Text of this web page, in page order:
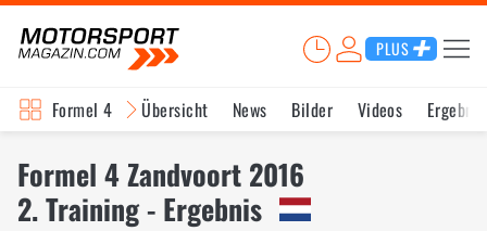
PLUS
Formel 4 Übersicht News Bilder Videos
Formel 4 Zandvoort 2016
2. Training - Ergebnis